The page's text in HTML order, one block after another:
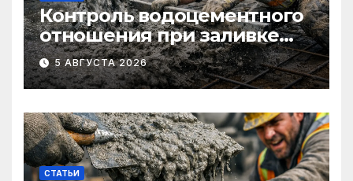
Контроль водоцементного
отношения при заливке
фундаментов
5 АВГУСТА 2026
СТАТЬИ